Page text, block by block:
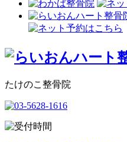
たけのこ整骨院